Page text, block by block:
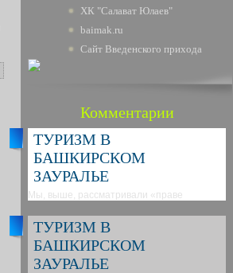
ХК "Салават Юлаев"
baimak.ru
Сайт Введенского прихода
Комментарии
ТУРИЗМ В
БАШКИРСКОМ
ЗАУРАЛЬЕ
Мы, выше, рассматривали «праве
ТУРИЗМ В
БАШКИРСКОМ
ЗАУРАЛЬЕ